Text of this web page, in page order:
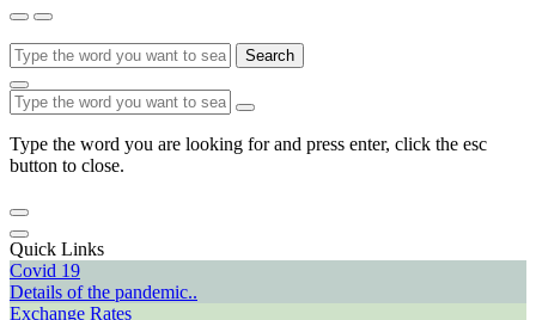
Search
Type the word you are looking for and press enter, click the esc
button to close.
Quick Links
Covid 19
Details of the pandemic..
Exchange Rates